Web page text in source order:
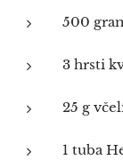
500
3 hrsti
25 g
1 tuba